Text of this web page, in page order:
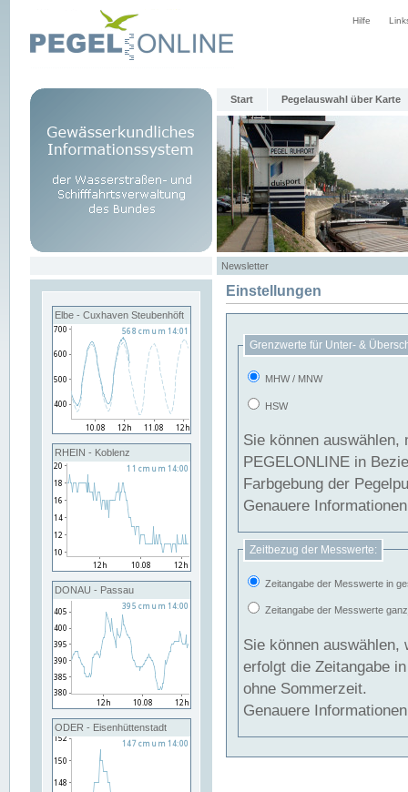
Hilfe
Start Pegelauswahl über Karte
Newsletter
Elbe - Cuxhaven Steubenhöft
RHEIN - Koblenz
DONAU - Passau
ODER - Eisenhüttenstadt
Einstellungen
Grenzwerte für Unter- &
MHW / MNW
HSW
Sie können
PEGELONLINE in Beziehung
Farbgebung der
Genauere
Zeitbezug der Messwerte:
Zeitangabe der Messwerte in
Zeitangabe der Messwerte
Sie können auswählen,
erfolgt die Zeitangabe
ohne Sommerzeit.
Genauere